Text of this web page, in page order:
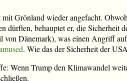
Grönland wieder angefacht.
dürften, behauptet er, die Sicherheit
Dänemark), was einen Angriff
. Wie das der Sicherheit der
Wenn Trump den Klimawandel